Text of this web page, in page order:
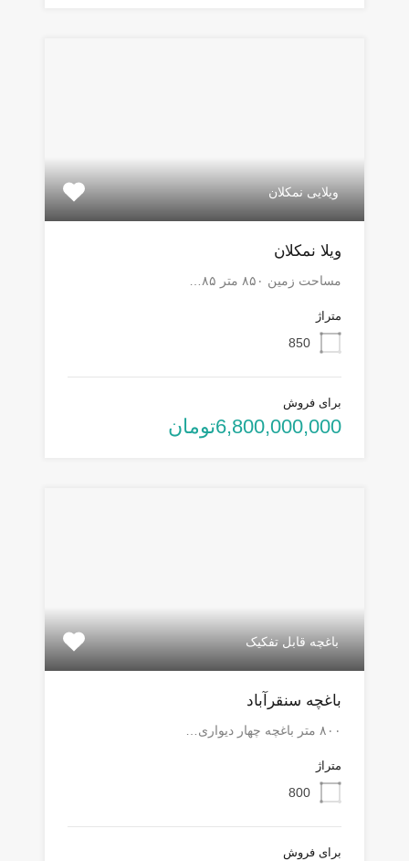
ویلایی نمکلان
ویلا نمکلان
مساحت زمین ۸۵۰ متر ۸۵…
متراژ
850
برای فروش
6,800,000,000تومان
باغچه قابل تفکیک
باغچه سنقرآباد
۸۰۰ متر باغچه چهار دیواری…
متراژ
800
برای فروش